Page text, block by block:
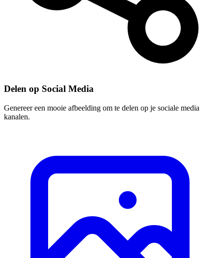
Delen op Social Media
Genereer een mooie afbeelding om te delen op je sociale media
kanalen.